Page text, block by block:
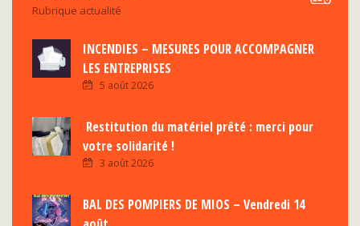
Rubrique actualité
INCENDIES – MESURES POUR ACCOMPAGNER
LES ENTREPRISES
5 août 2026
Restitution du matériel prêté : merci pour
votre solidarité !
3 août 2026
BAL DES POMPIERS DE MIOS – Vendredi 14